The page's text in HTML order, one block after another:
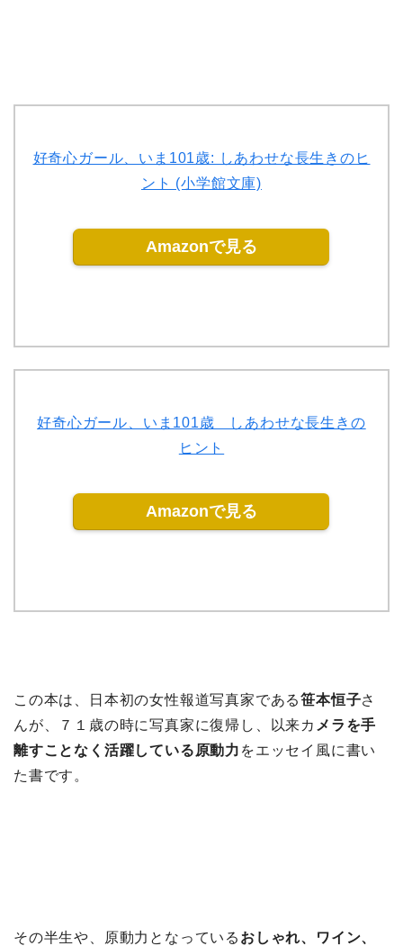
好奇心ガール、いま101歳: しあわせな長生きのヒ
ント (小学館文庫)
Amazonで見る
好奇心ガール、いま101歳 しあわせな長生きの
ヒント
Amazonで見る
この本は、日本初の女性報道写真家である笹本恒子さ
んが、７１歳の時に写真家に復帰し、以来カ メラを手
離すことなく活躍している原動力 をエッセイ風に書い
た書です。
その半生や、原動力となっている おしゃれ、ワイン、